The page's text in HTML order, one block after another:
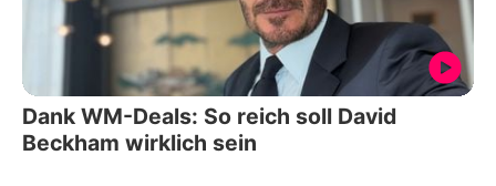
Dank WM-Deals: So reich soll David
Beckham wirklich sein